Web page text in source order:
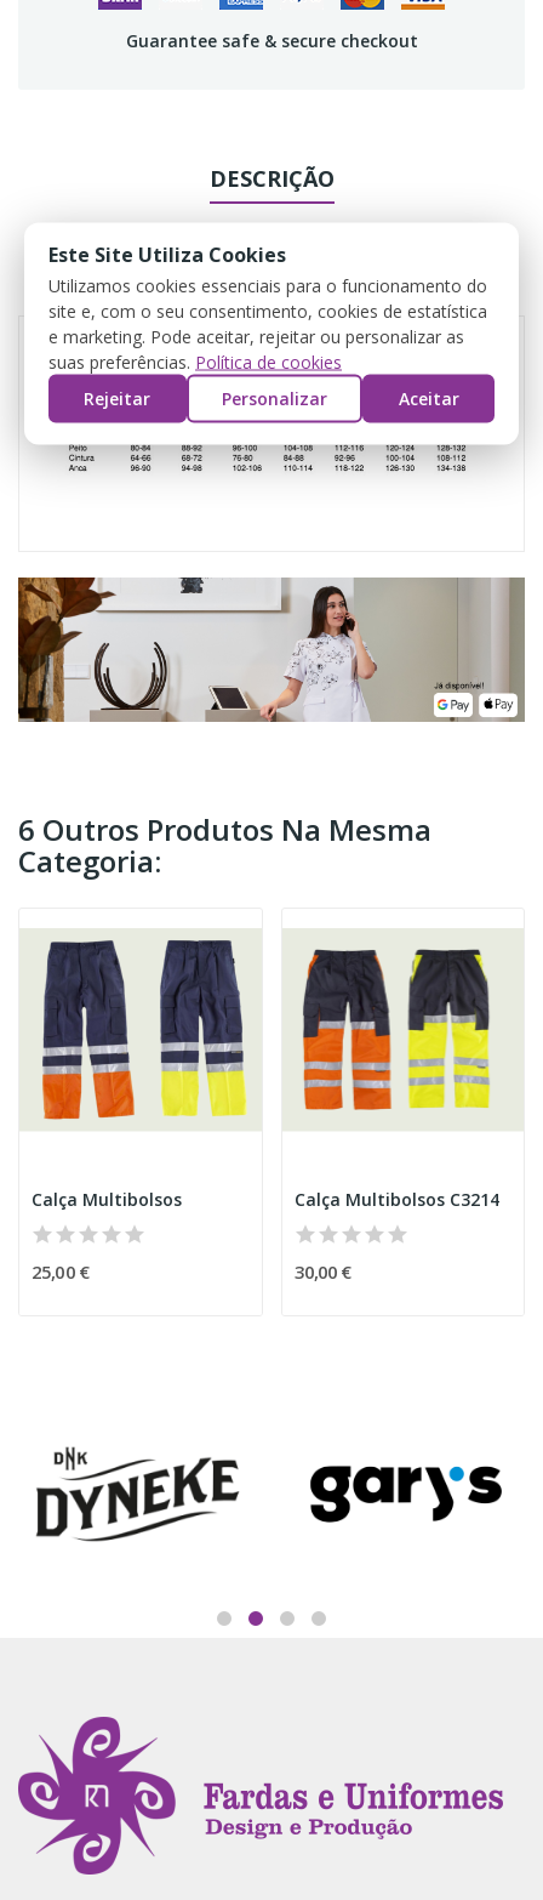
Guarantee safe & secure checkout
DESCRIÇÃO
COMENTÁRIOS
6 Outros Produtos Na Mesma
Categoria:
Calça Multibolsos
25,00 €
Calça Multibolsos C3214
30,00 €
Este Site Utiliza Cookies
Utilizamos cookies essenciais para o funcionamento do
site e, com o seu consentimento, cookies de estatística
e marketing. Pode aceitar, rejeitar ou personalizar as
suas preferências. Política de cookies
Rejeitar
Personalizar Aceitar